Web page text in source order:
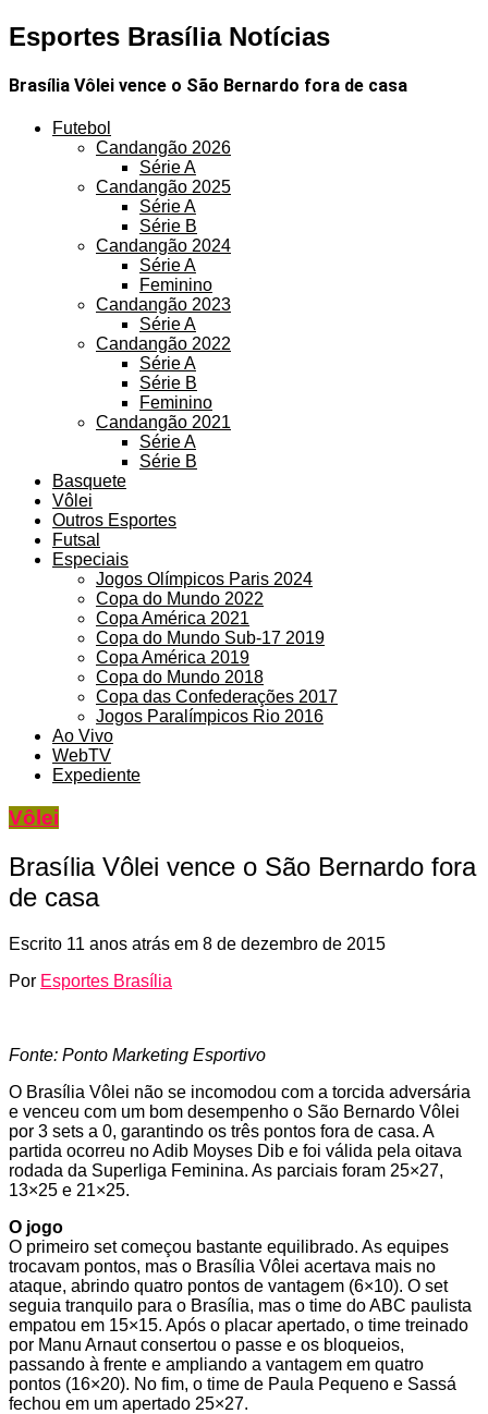
Esportes Brasília Notícias
Brasília Vôlei vence o São Bernardo fora de casa
Futebol
Candangão 2026
Série A
Candangão 2025
Série A
Série B
Candangão 2024
Série A
Feminino
Candangão 2023
Série A
Candangão 2022
Série A
Série B
Feminino
Candangão 2021
Série A
Série B
Basquete
Vôlei
Outros Esportes
Futsal
Especiais
Jogos Olímpicos Paris 2024
Copa do Mundo 2022
Copa América 2021
Copa do Mundo Sub-17 2019
Copa América 2019
Copa do Mundo 2018
Copa das Confederações 2017
Jogos Paralímpicos Rio 2016
Ao Vivo
WebTV
Expediente
Vôlei
Brasília Vôlei vence o São Bernardo fora
de casa
Escrito 11 anos atrás em 8 de dezembro de 2015
Por Esportes Brasília
Fonte: Ponto Marketing Esportivo
O Brasília Vôlei não se incomodou com a torcida adversária
e venceu com um bom desempenho o São Bernardo Vôlei
por 3 sets a 0, garantindo os três pontos fora de casa. A
partida ocorreu no Adib Moyses Dib e foi válida pela oitava
rodada da Superliga Feminina. As parciais foram 25×27,
13×25 e 21×25.
O jogo
O primeiro set começou bastante equilibrado. As equipes
trocavam pontos, mas o Brasília Vôlei acertava mais no
ataque, abrindo quatro pontos de vantagem (6×10). O set
seguia tranquilo para o Brasília, mas o time do ABC paulista
empatou em 15×15. Após o placar apertado, o time treinado
por Manu Arnaut consertou o passe e os bloqueios,
passando à frente e ampliando a vantagem em quatro
pontos (16×20). No fim, o time de Paula Pequeno e Sassá
fechou em um apertado 25×27.